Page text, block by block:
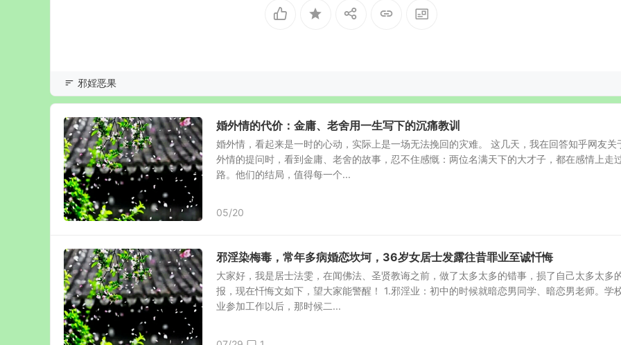
邪婬恶果
婚外情的代价：金庸、老舍用一生写下的沉痛教训
婚外情，看起来是一时的心动，实际上是一场无法挽回的灾难。 这几天，我在回答知乎网友关
外情的提问时，看到金庸、老舍的故事，忍不住感慨：两位名满天下的大才子，都在感情上走
路。他们的结局，值得每一个...
05/20
邪淫染梅毒，常年多病婚恋坎坷，36岁女居士发露往昔罪业至诚忏悔
大家好，我是居士法雯，在闻佛法、圣贤教诲之前，做了太多太多的错事，损了自己太多太多
报，现在忏悔文如下，望大家能警醒！ 1.邪淫业：初中的时候就暗恋男同学、暗恋男老师。学
业参加工作以后，那时候二...